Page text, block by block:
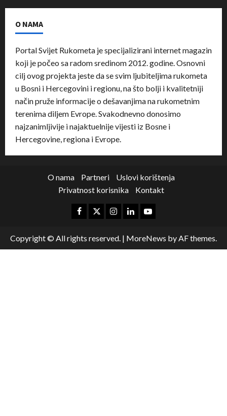
O NAMA
Portal Svijet Rukometa je specijalizirani internet magazin
koji je počeo sa radom sredinom 2012. godine. Osnovni
cilj ovog projekta jeste da se svim ljubiteljima rukometa
u Bosni i Hercegovini i regionu, na što bolji i kvalitetniji
način pruže informacije o dešavanjima na rukometnim
terenima diljem Evrope. Svakodnevno donosimo
najzanimljivije i najaktuelnije vijesti iz Bosne i
Hercegovine, regiona i Evrope.
O nama Partneri
Uslovi korištenja
Privatnost korisnika
Kontakt
Copyright © All rights reserved. | MoreNews by AF themes.